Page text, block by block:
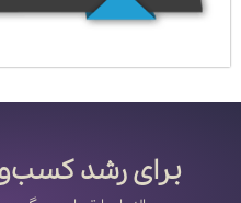
برای رشد